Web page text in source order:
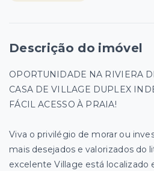
Descrição do imóvel
OPORTUNIDADE NA RIVIERA
CASA DE VILLAGE DUPLEX
FÁCIL ACESSO À PRAIA!
Viva o privilégio de morar ou
mais desejados e valorizados do
excelente Village está